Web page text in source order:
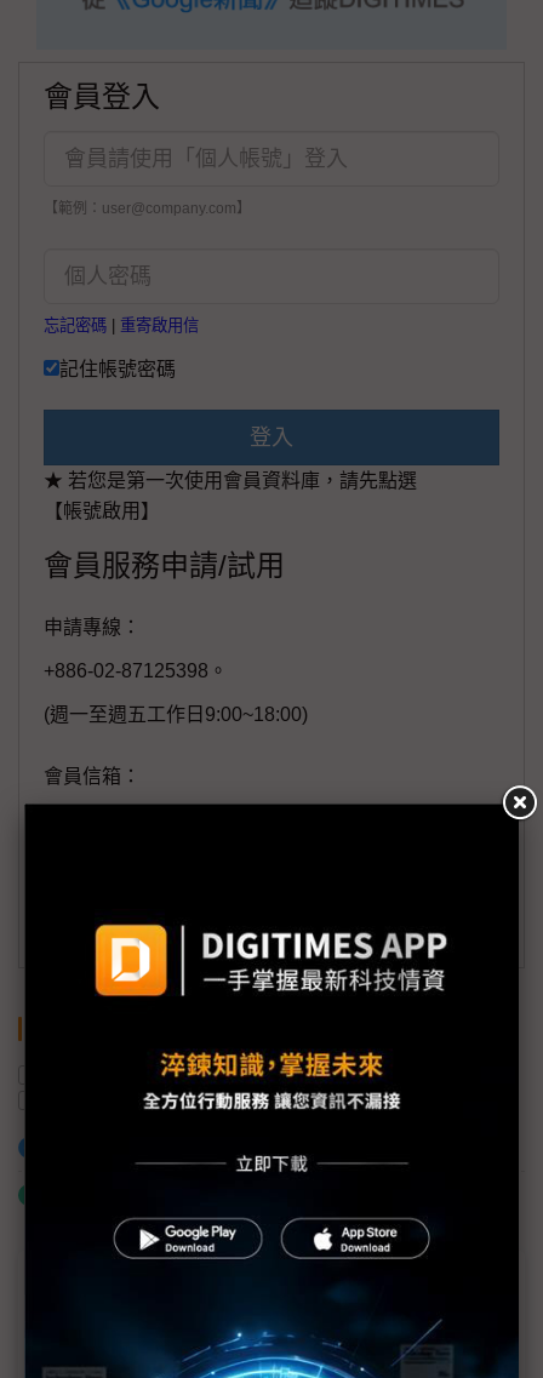
會員登入
【範例：user@company.com】
忘記密碼 重寄啟用信
記住帳號密碼
登入
★ 若您是第一次使用會員資料庫，請先點選
【帳號啟用】
會員服務申請/試用
申請專線：
+886-02-87125398。
(週一至週五工作日9:00~18:00)
會員信箱：
訂閱DIGITIMES 行動版
CPO 工業富聯
MLCC訂單過熱、出貨比創高 村田示警全球AI基
建熱潮將趨緩